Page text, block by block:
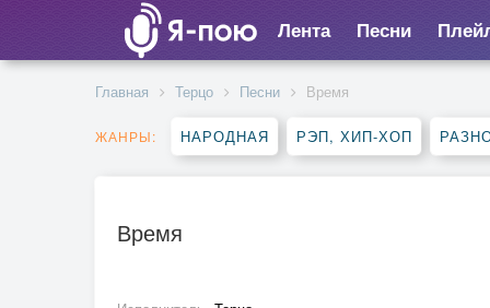
Лента Песни
Главная Терцо Песни Время
ЖАНРЫ: НАРОДНАЯ РЭП, ХИП-ХОП
Время